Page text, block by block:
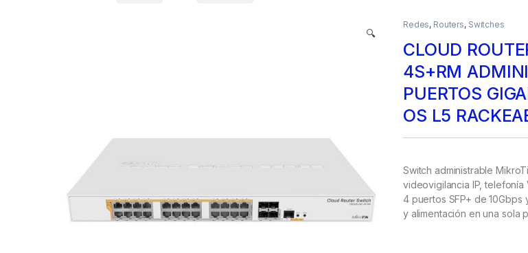
🔍
Redes, Routers, Switches
CLOUD
4S+RM
PUERTOS
OS L5
Switch administrable
videovigilancia IP, telefonía
4 puertos SFP+ de
y alimentación en una sola